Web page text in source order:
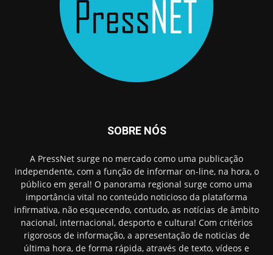
SOBRE NÓS
A PressNet surge no mercado como uma publicação
independente, com a função de informar on-line, na hora, o
público em geral! O panorama regional surge como uma
importância vital no conteúdo noticioso da plataforma
infirmativa, não esquecendo, contudo, as notícias de âmbito
nacional, internacional, desporto e cultura! Com critérios
rigorosos de informação, a apresentação de noticias de
última hora, de forma rápida, através de texto, vídeos e